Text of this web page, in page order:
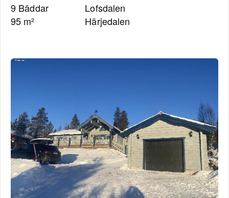
9 Bäddar
95 m²
Lofsdalen
Härjedalen